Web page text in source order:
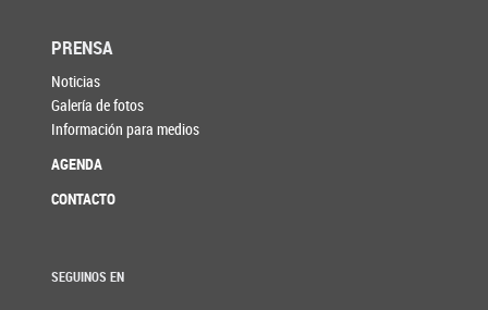
PRENSA
Noticias
Galería de fotos
Información para medios
AGENDA
CONTACTO
SEGUINOS EN